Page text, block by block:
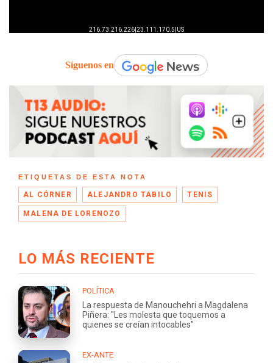
Síguenos en
ETIQUETAS DE ESTA NOTA
AL CÓRNER ALEJANDRO TABILO TENIS
MALENA DE LORENOZO
LO MÁS RECIENTE
POLÍTICA
La respuesta de Manouchehri a Magdalena
Piñera: "Les molesta que toquemos a
quienes se creían intocables"
EX-ANTE